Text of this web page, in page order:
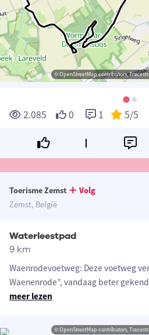
© OpenStreetMap contributors,
2.085 0 1 5/5
Toerisme Zemst
Volg
Zemst, België
Waterleestpad
9 km
Waenrodevoetweg: Deze voetweg
Waenenrode”, vandaag beter
meer lezen
© OpenStreetMap contributors,